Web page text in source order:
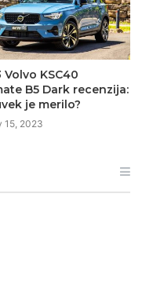
Volvo KSC40
B5 Dark recenzija:
je merilo?
15, 2023